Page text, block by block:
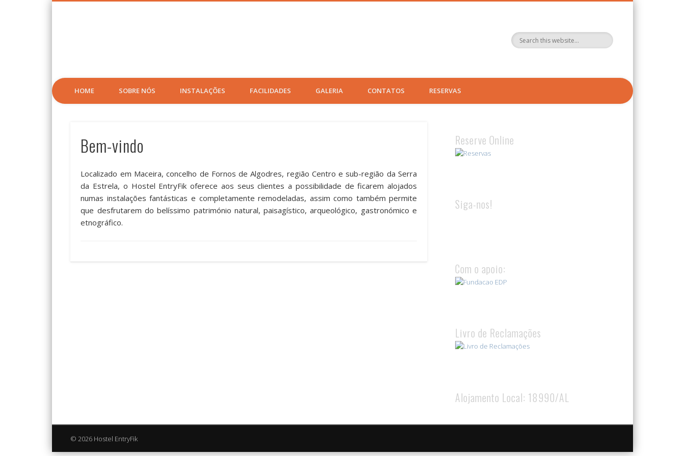
HOME SOBRE NÓS INSTALAÇÕES FACILIDADES GALERIA CONTATOS RESERVAS
Bem-vindo
Localizado em Maceira, concelho de Fornos de Algodres, região Centro e sub-região da Serra
da Estrela, o Hostel EntryFik oferece aos seus clientes a possibilidade de ficarem alojados
numas instalações fantásticas e completamente remodeladas, assim como também permite
que desfrutarem do belíssimo património natural, paisagístico, arqueológico, gastronómico e
etnográfico.
Reserve Online
Siga-nos!
Com o apoio:
Livro de Reclamações
Alojamento Local: 18990/AL
© 2026 Hostel EntryFik